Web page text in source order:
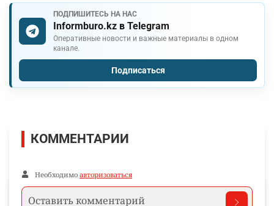
ПОДПИШИТЕСЬ НА НАС
Informburo.kz в Telegram
Оперативные новости и важные материалы в одном
канале.
Подписаться
КОММЕНТАРИИ
Необходимо авторизоваться